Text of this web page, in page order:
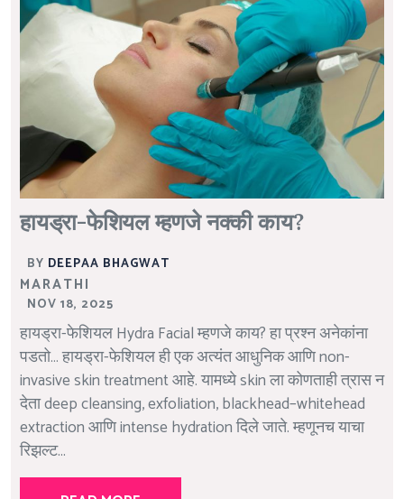
हायड्रा-फेशियल म्हणजे नक्की काय?
BY DEEPAA BHAGWAT
MARATHI
NOV 18, 2025
हायड्रा-फेशियल Hydra Facial म्हणजे काय? हा प्रश्न अनेकांना
पडतो… हायड्रा-फेशियल ही एक अत्यंत आधुनिक आणि non-
invasive skin treatment आहे. यामध्ये skin ला कोणताही त्रास न
देता deep cleansing, exfoliation, blackhead–whitehead
extraction आणि intense hydration दिले जाते. म्हणूनच याचा
रिझल्ट...